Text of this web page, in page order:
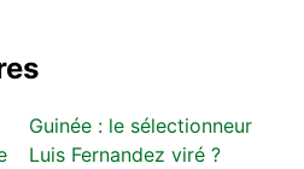
Guinée : le sélectionneur
Luis Fernandez viré ?